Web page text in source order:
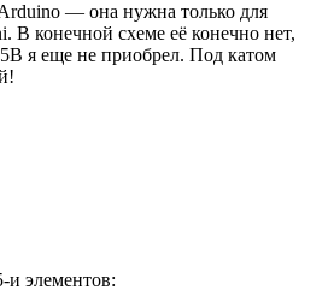
— она нужна только для
В конечной схеме её конечно нет,
я еще не приобрел. Под катом
и элементов: